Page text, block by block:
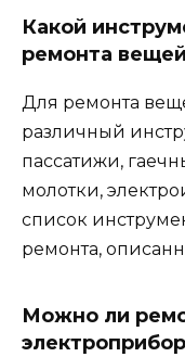
Какой
ремонта
Для ремонта
различный
пассатижи,
молотки,
список
ремонта,
Можно ли